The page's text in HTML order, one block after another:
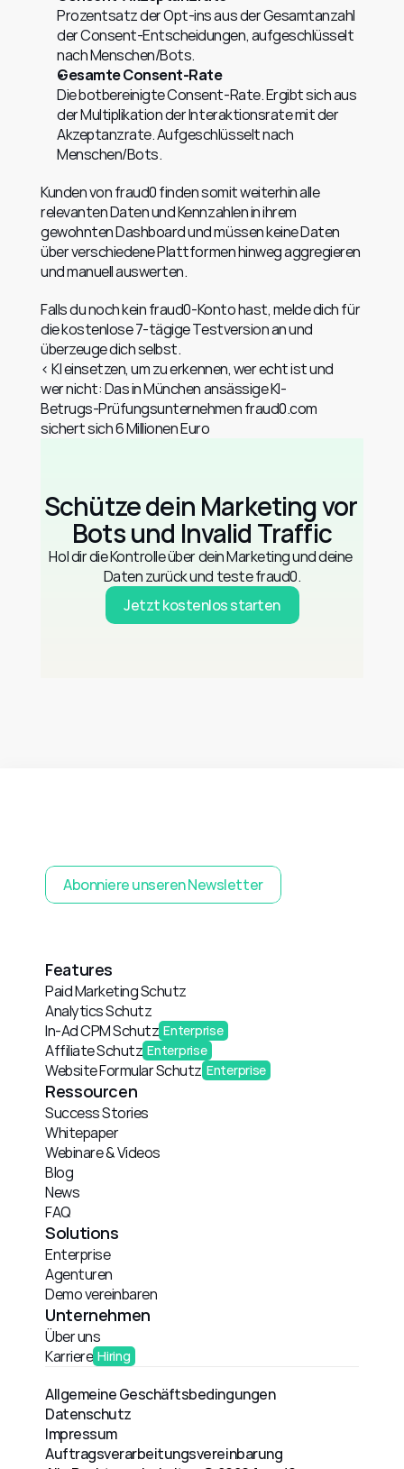
Prozentsatz der Opt-ins aus der Gesamtanzahl
der Consent-Entscheidungen, aufgeschlüsselt
nach Menschen/Bots.
Gesamte Consent-Rate
Die botbereinigte Consent-Rate. Ergibt sich aus
der Multiplikation der Interaktionsrate mit der
Akzeptanzrate. Aufgeschlüsselt nach
Menschen/Bots.
Kunden von fraud0 finden somit weiterhin alle
relevanten Daten und Kennzahlen in ihrem
gewohnten Dashboard und müssen keine Daten
über verschiedene Plattformen hinweg aggregieren
und manuell auswerten.
Falls du noch kein fraud0-Konto hast, melde dich für
die kostenlose 7-tägige Testversion an und
überzeuge dich selbst.
‹ KI einsetzen, um zu erkennen, wer echt ist und
wer nicht: Das in München ansässige KI-
Betrugs-Prüfungsunternehmen fraud0.com
sichert sich 6 Millionen Euro
Schütze dein Marketing vor
Bots und Invalid Traffic
Hol dir die Kontrolle über dein Marketing und deine
Daten zurück und teste fraud0.
Jetzt kostenlos starten
Abonniere unseren Newsletter
Features
Paid Marketing Schutz
Analytics Schutz
In-Ad CPM Schutz Enterprise
Affiliate Schutz Enterprise
Website Formular Schutz Enterprise
Ressourcen
Success Stories
Whitepaper
Webinare & Videos
Blog
News
FAQ
Solutions
Enterprise
Agenturen
Demo vereinbaren
Unternehmen
Über uns
Karriere Hiring
Allgemeine Geschäftsbedingungen
Datenschutz
Impressum
Auftragsverarbeitungsvereinbarung